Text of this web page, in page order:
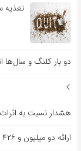
تغذیه
دو بار کلنگ و سال‌ها
هشدار نسبت به
ارائه دو میلیون و ۴۲۶ هزار خدمت بهداشتی و درمانی به زائران